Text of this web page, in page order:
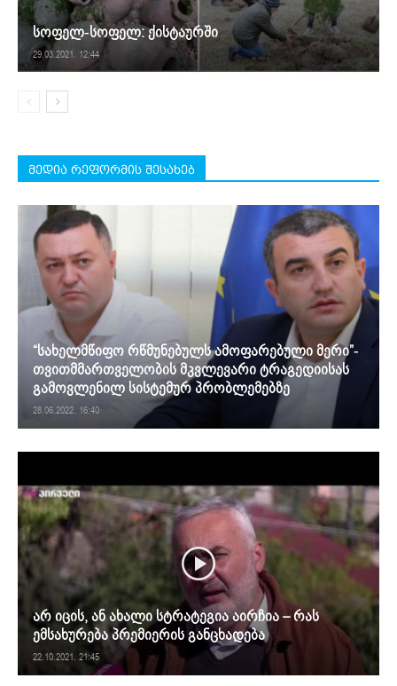
სოფელ-სოფელ: ქისტაურში
29.03.2021. 12:44
მედია რეფორმის შესახებ
“სახელმწიფო რწმუნებულს ამოფარებული მერი”-
თვითმმართველობის მკვლევარი ტრაგედიისას
გამოვლენილ სისტემურ პრობლემებზე
28.06.2022. 16:40
არ იცის, ან ახალი სტრატეგია აირჩია – რას
ემსახურება პრემიერის განცხადება
22.10.2021. 21:45